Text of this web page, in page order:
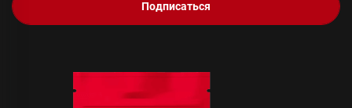
Подписаться